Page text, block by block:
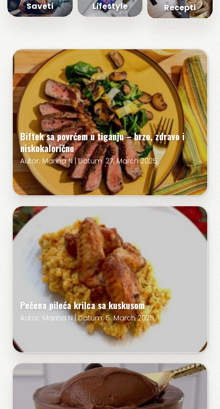
Saveti Lifestyle Recepti
Biftek sa povrćem u tiganju – brzo, zdravo i
niskokalorično
Autor: Marina N | Datum: 27. March 2025.
Pečena pileća krilca sa kuskusom
Autor: Marina N | Datum: 5. March 2025.